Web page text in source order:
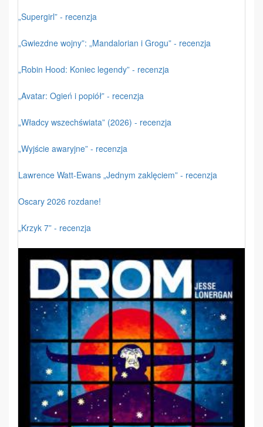
„Supergirl” - recenzja
„Gwiezdne wojny”: „Mandalorian i Grogu” - recenzja
„Robin Hood: Koniec legendy” - recenzja
„Avatar: Ogień i popiół” - recenzja
„Władcy wszechświata” (2026) - recenzja
„Wyjście awaryjne” - recenzja
Lawrence Watt-Ewans „Jednym zaklęciem” - recenzja
Oscary 2026 rozdane!
„Krzyk 7” - recenzja